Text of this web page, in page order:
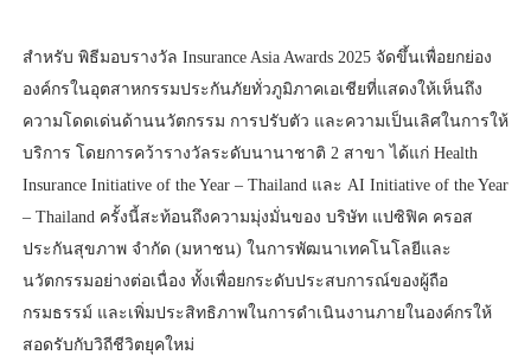
สำหรับ พิธีมอบรางวัล Insurance Asia Awards 2025 จัดขึ้นเพื่อยกย่อง
องค์กรในอุตสาหกรรมประกันภัยทั่วภูมิภาคเอเชียที่แสดงให้เห็นถึง
ความโดดเด่นด้านนวัตกรรม การปรับตัว และความเป็นเลิศในการให้
บริการ โดยการคว้ารางวัลระดับนานาชาติ 2 สาขา ได้แก่ Health
Insurance Initiative of the Year – Thailand และ AI Initiative of the Year
– Thailand ครั้งนี้สะท้อนถึงความมุ่งมั่นของ บริษัท แปซิฟิค ครอส
ประกันสุขภาพ จำกัด (มหาชน) ในการพัฒนาเทคโนโลยีและ
นวัตกรรมอย่างต่อเนื่อง ทั้งเพื่อยกระดับประสบการณ์ของผู้ถือ
กรมธรรม์ และเพิ่มประสิทธิภาพในการดำเนินงานภายในองค์กรให้
สอดรับกับวิถีชีวิตยุคใหม่